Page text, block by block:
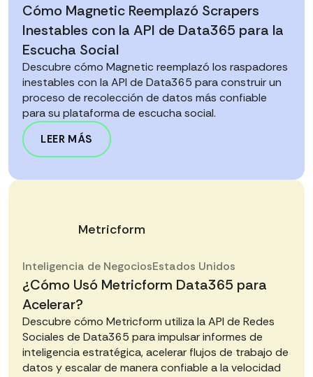
Cómo Magnetic Reemplazó Scrapers
Inestables con la API de Data365 para la
Escucha Social
Descubre cómo Magnetic reemplazó los raspadores
inestables con la API de Data365 para construir un
proceso de recolección de datos más confiable
para su plataforma de escucha social.
LEER MÁS
¿Cómo Usó Metricform Data365 para
Acelerar?
Descubre cómo Metricform utiliza la API de Redes
Sociales de Data365 para impulsar informes de
inteligencia estratégica, acelerar flujos de trabajo de
datos y escalar de manera confiable a la velocidad
Metricform
Inteligencia de NegociosEstados Unidos